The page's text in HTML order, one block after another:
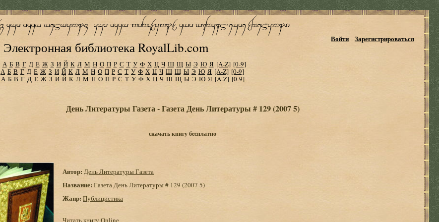
Электронная библиотека RoyalLib.com
Войти Зарегистрироваться
А Б В Г Д Е Ж З И Й К Л М Н О П Р С Т У Ф Х Ц Ч Ш Щ Ы Э Ю Я [A-Z] [0-9]
А Б В Г Д Е Ж З И Й К Л М Н О П Р С Т У Ф Х Ц Ч Ш Щ Ы Э Ю Я [A-Z] [0-9]
А Б В Г Д Е Ж З И Й К Л М Н О П Р С Т У Ф Х Ц Ч Ш Щ Ы Э Ю Я [A-Z] [0-9]
День Литературы Газета - Газета День Литературы # 129 (2007 5)
скачать книгу бесплатно
Автор: День Литературы Газета
Название: Газета День Литературы # 129 (2007 5)
Жанр: Публицистика
Читать книгу Online